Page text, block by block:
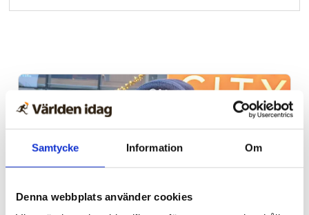
Samtycke Information Om
Denna webbplats använder cookies